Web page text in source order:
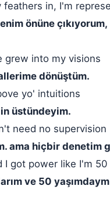
in, I'm
önüne çıkıyorum,
grew into my visions
dönüştüm.
yo' intuitions
üstündeyim.
need no supervision
ama hiçbir denetim
I got power like I'm 50
ve 50